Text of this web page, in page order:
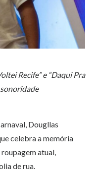
Recife” e “Daqui Pra
Dougllas
celebra a memória
atual,
de rua.